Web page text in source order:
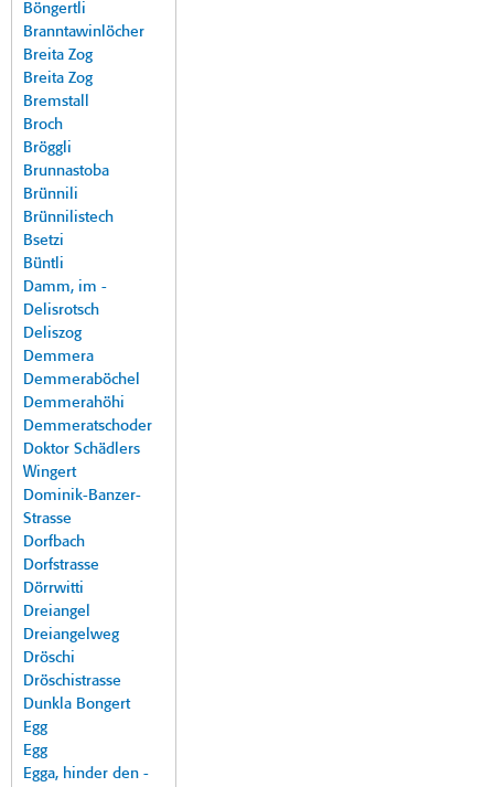
Böngertli
Branntawinlöcher
Breita Zog
Breita Zog
Bremstall
Broch
Bröggli
Brunnastoba
Brünnili
Brünnilistech
Bsetzi
Büntli
Damm, im -
Delisrotsch
Deliszog
Demmera
Demmeraböchel
Demmerahöhi
Demmeratschoder
Doktor Schädlers
Wingert
Dominik-Banzer-
Strasse
Dorfbach
Dorfstrasse
Dörrwitti
Dreiangel
Dreiangelweg
Dröschi
Dröschistrasse
Dunkla Bongert
Egg
Egg
Egga, hinder den -